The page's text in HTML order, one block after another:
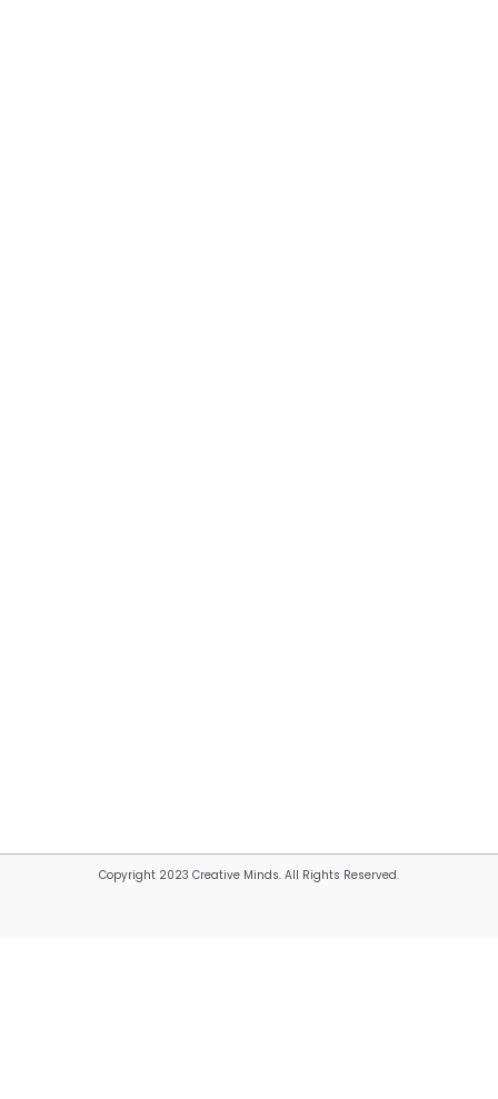
Copyright 2023 Creative Minds. All Rights Reserved.